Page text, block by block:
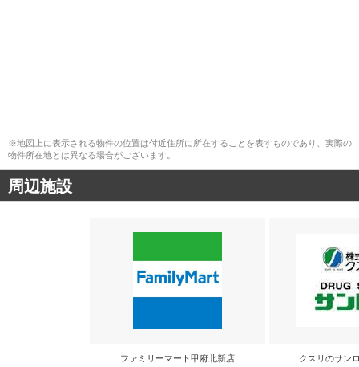
※地図上に表示される物件の位置は付近住所に所在することを表すものであり、実際の
物件所在地とは異なる場合がございます。
周辺施設
ファミリーマート甲府北新店 クスリのサン